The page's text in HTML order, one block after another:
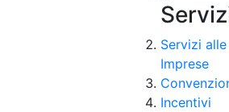
Servizi alle
Imprese
Incentivi